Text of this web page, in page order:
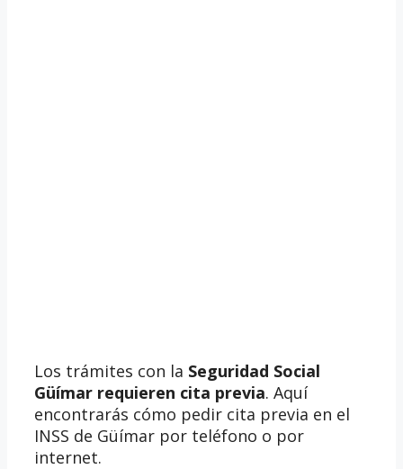
Los trámites con la Seguridad Social
Güímar requieren cita previa. Aquí
encontrarás cómo pedir cita previa en el
INSS de Güímar por teléfono o por
internet.